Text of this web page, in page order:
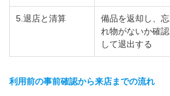
5.退店と清算
備品を返却し、忘
れ物がないか確認
して退出する
利用前の事前確認から来店までの流れ